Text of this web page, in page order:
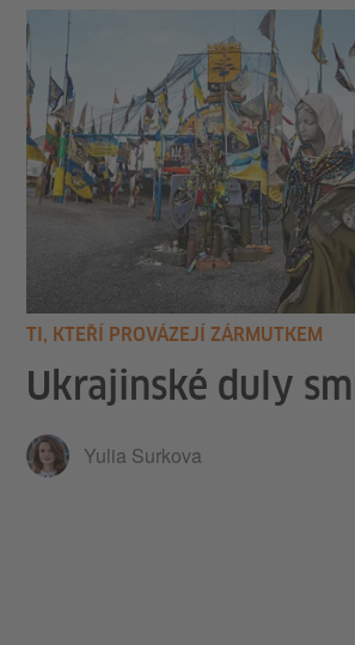
TI, KTEŘÍ PROVÁZEJÍ ZÁRMUTKEM
Ukrajinské duly
Yulia Surkova